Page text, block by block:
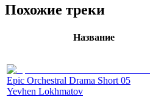
Похожие треки
Название
Epic Orchestral Drama Short 05
Yevhen Lokhmatov